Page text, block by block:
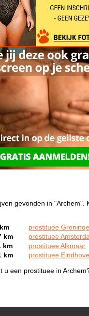
gevonden in "Archem".
prostituee
km
prostituee
km
prostituee Alkmaar
km
prostituee
u een prostituee in